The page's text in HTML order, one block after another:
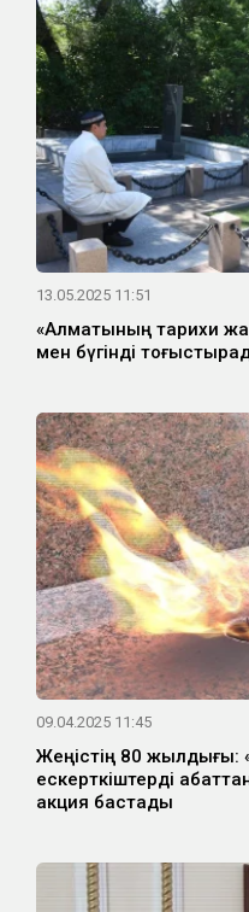
13.05.2025 11:51
«Алматының тарихи
мен бүгінді
09.04.2025 11:45
Жеңістің 80 жылдығы:
ескерткіштерді
акция бастады